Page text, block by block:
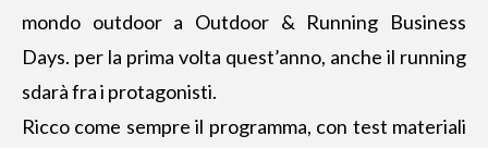
mondo outdoor a Outdoor & Running Business
Days. per la prima volta quest’anno, anche il running
sdarà fra i protagonisti.
Ricco come sempre il programma, con test materiali